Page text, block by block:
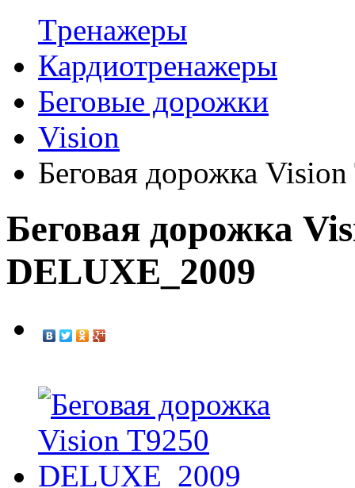
Tренажеры
Кардиотренажеры
Беговые дорожки
Vision
Беговая дорожка
Беговая дорожка
DELUXE_2009